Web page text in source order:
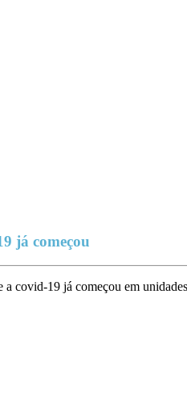
já começou
a covid-19 já começou em